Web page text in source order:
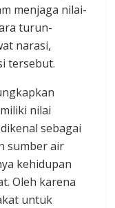
menjaga nilai-
turun-
narasi,
tersebut.
nilai
sebagai
sumber air
kehidupan
Oleh karena
untuk